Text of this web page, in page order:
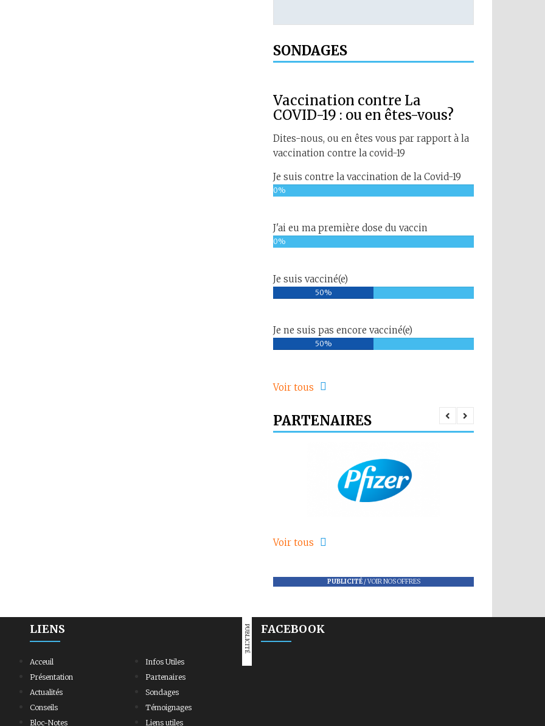
SONDAGES
Vaccination contre La
COVID-19 : ou en êtes-vous?
Dites-nous, ou en êtes vous par rapport à la
vaccination contre la covid-19
Je suis contre la vaccination de la Covid-19
0%
J'ai eu ma première dose du vaccin
0%
Je suis vacciné(e)
50%
Je ne suis pas encore vacciné(e)
50%
Voir tous
PARTENAIRES
Voir tous
PUBLICITÉ/VOIR NOS OFFRES
PUBLICITÉ
LIENS
Acceuil
Présentation
Actualités
Conseils
Bloc-Notes
Infos Utiles
Partenaires
Sondages
Témoignages
Liens utiles
FACEBOOK